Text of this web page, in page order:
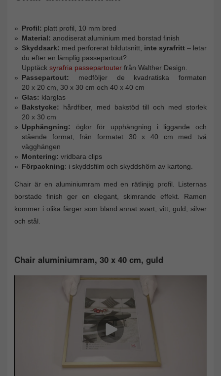
Profil: platt profil, 10 mm bred
Material: anodiserat aluminium med borstad finish
Skyddsark: med perforerat bildutsnitt, inte syrafritt – letar
du efter en lämplig passepartout?
Upptäck syrafria passepartouter från Walther Design.
Passepartout: medföljer de kvadratiska formaten
20 x 20 cm, 30 x 30 cm och 40 x 40 cm
Glas: klarglas
Bakstycke: hårdfiber, med bakstöd till och med storlek
20 x 30 cm
Upphängning: öglor för upphängning i liggande och
stående format, från formatet 30 x 40 cm med två
vägghängen
Montering: vridbara clips
Förpackning: i skyddsfilm och skyddshörn av kartong.
Chair är en aluminiumram med en rätlinjig profil. Listernas
borstade finish ger en elegant, skimrande effekt. Ramen
kommer i olika färger som bland annat svart, vitt, guld, silver
och stål.
Chair aluminiumram, 30 x 40 cm, guld